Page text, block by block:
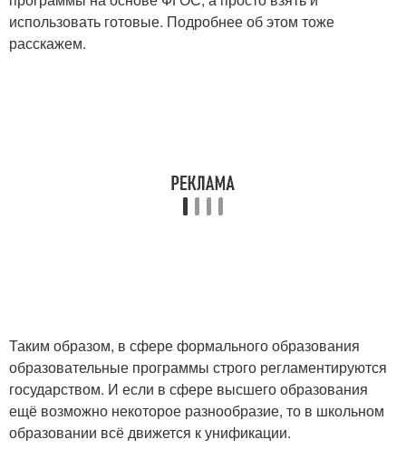
использовать готовые. Подробнее об этом тоже
расскажем.
Таким образом, в сфере формального образования
образовательные программы строго регламентируются
государством. И если в сфере высшего образования
ещё возможно некоторое разнообразие, то в школьном
образовании всё движется к унификации.